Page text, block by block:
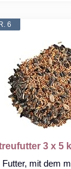
6
3 x 5
mit dem